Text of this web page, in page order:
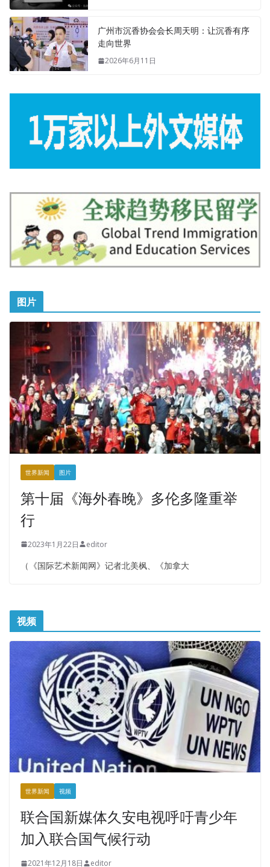
广州市沉香协会会长周天明：让沉香有序
走向世界
2026年6月11日
图片
世界新闻 图片
第十届《海外春晚》多伦多隆重举
行
2023年1月22日 editor
（《国际艺术新闻网》记者北美枫、《加拿大
视频
世界新闻 视频
联合国新媒体久安电视呼吁青少年
加入联合国气候行动
2021年12月18日 editor